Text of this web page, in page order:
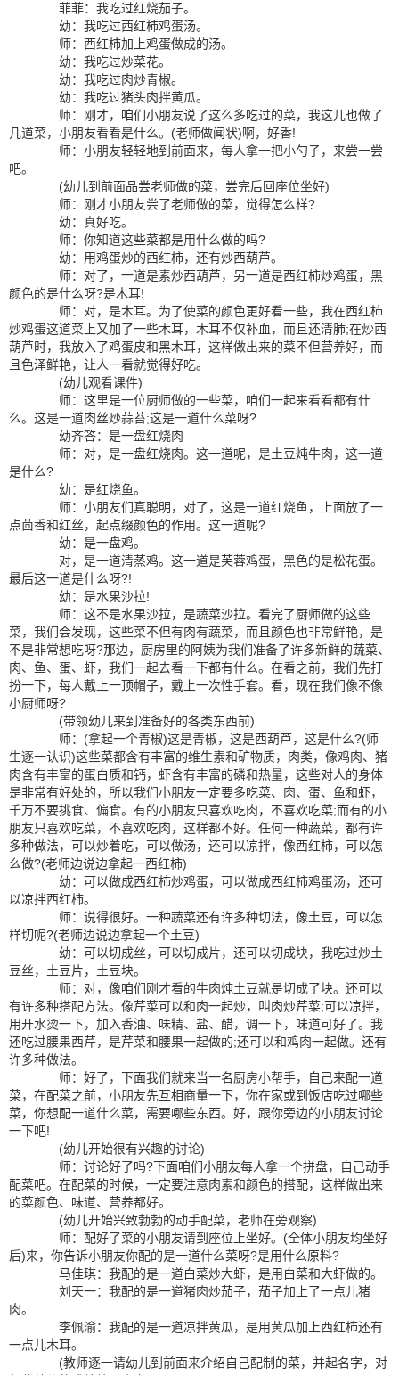
菲菲：我吃过红烧茄子。
幼：我吃过西红柿鸡蛋汤。
师：西红柿加上鸡蛋做成的汤。
幼：我吃过炒菜花。
幼：我吃过肉炒青椒。
幼：我吃过猪头肉拌黄瓜。
师：刚才，咱们小朋友说了这么多吃过的菜，我这儿也做了
几道菜，小朋友看看是什么。(老师做闻状)啊，好香!
师：小朋友轻轻地到前面来，每人拿一把小勺子，来尝一尝
吧。
(幼儿到前面品尝老师做的菜，尝完后回座位坐好)
师：刚才小朋友尝了老师做的菜，觉得怎么样?
幼：真好吃。
师：你知道这些菜都是用什么做的吗?
幼：用鸡蛋炒的西红柿，还有炒西葫芦。
师：对了，一道是素炒西葫芦，另一道是西红柿炒鸡蛋，黑
颜色的是什么呀?是木耳!
师：对，是木耳。为了使菜的颜色更好看一些，我在西红柿
炒鸡蛋这道菜上又加了一些木耳，木耳不仅补血，而且还清肺;在炒西
葫芦时，我放入了鸡蛋皮和黑木耳，这样做出来的菜不但营养好，而
且色泽鲜艳，让人一看就觉得好吃。
(幼儿观看课件)
师：这里是一位厨师做的一些菜，咱们一起来看看都有什
么。这是一道肉丝炒蒜苔;这是一道什么菜呀?
幼齐答：是一盘红烧肉
师：对，是一盘红烧肉。这一道呢，是土豆炖牛肉，这一道
是什么?
幼：是红烧鱼。
师：小朋友们真聪明，对了，这是一道红烧鱼，上面放了一
点茴香和红丝，起点缀颜色的作用。这一道呢?
幼：是一盘鸡。
对，是一道清蒸鸡。这一道是芙蓉鸡蛋，黑色的是松花蛋。
最后这一道是什么呀?!
幼：是水果沙拉!
师：这不是水果沙拉，是蔬菜沙拉。看完了厨师做的这些
菜，我们会发现，这些菜不但有肉有蔬菜，而且颜色也非常鲜艳，是
不是非常想吃呀?那边，厨房里的阿姨为我们准备了许多新鲜的蔬菜、
肉、鱼、蛋、虾，我们一起去看一下都有什么。在看之前，我们先打
扮一下，每人戴上一顶帽子，戴上一次性手套。看，现在我们像不像
小厨师呀?
(带领幼儿来到准备好的各类东西前)
师：(拿起一个青椒)这是青椒，这是西葫芦，这是什么?(师
生逐一认识)这些菜都含有丰富的维生素和矿物质，肉类，像鸡肉、猪
肉含有丰富的蛋白质和钙，虾含有丰富的磷和热量，这些对人的身体
是非常有好处的，所以我们小朋友一定要多吃菜、肉、蛋、鱼和虾，
千万不要挑食、偏食。有的小朋友只喜欢吃肉，不喜欢吃菜;而有的小
朋友只喜欢吃菜，不喜欢吃肉，这样都不好。任何一种蔬菜，都有许
多种做法，可以炒着吃，可以做汤，还可以凉拌，像西红柿，可以怎
么做?(老师边说边拿起一西红柿)
幼：可以做成西红柿炒鸡蛋，可以做成西红柿鸡蛋汤，还可
以凉拌西红柿。
师：说得很好。一种蔬菜还有许多种切法，像土豆，可以怎
样切呢?(老师边说边拿起一个土豆)
幼：可以切成丝，可以切成片，还可以切成块，我吃过炒土
豆丝，土豆片，土豆块。
师：对，像咱们刚才看的牛肉炖土豆就是切成了块。还可以
有许多种搭配方法。像芹菜可以和肉一起炒，叫肉炒芹菜;可以凉拌，
用开水烫一下，加入香油、味精、盐、醋，调一下，味道可好了。我
还吃过腰果西芹，是芹菜和腰果一起做的;还可以和鸡肉一起做。还有
许多种做法。
师：好了，下面我们就来当一名厨房小帮手，自己来配一道
菜，在配菜之前，小朋友先互相商量一下，你在家或到饭店吃过哪些
菜，你想配一道什么菜，需要哪些东西。好，跟你旁边的小朋友讨论
一下吧!
(幼儿开始很有兴趣的讨论)
师：讨论好了吗?下面咱们小朋友每人拿一个拼盘，自己动手
配菜吧。在配菜的时候，一定要注意肉素和颜色的搭配，这样做出来
的菜颜色、味道、营养都好。
(幼儿开始兴致勃勃的动手配菜，老师在旁观察)
师：配好了菜的小朋友请到座位上坐好。(全体小朋友均坐好
后)来，你告诉小朋友你配的是一道什么菜呀?是用什么原料?
马佳琪：我配的是一道白菜炒大虾，是用白菜和大虾做的。
刘天一：我配的是一道猪肉炒茄子，茄子加上了一点儿猪
肉。
李佩渝：我配的是一道凉拌黄瓜，是用黄瓜加上西红柿还有
一点儿木耳。
(教师逐一请幼儿到前面来介绍自己配制的菜，并起名字，对